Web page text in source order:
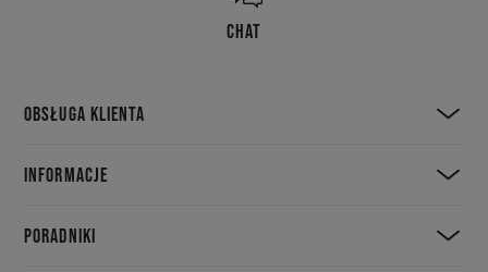
CHAT
OBSŁUGA KLIENTA
INFORMACJE
PORADNIKI